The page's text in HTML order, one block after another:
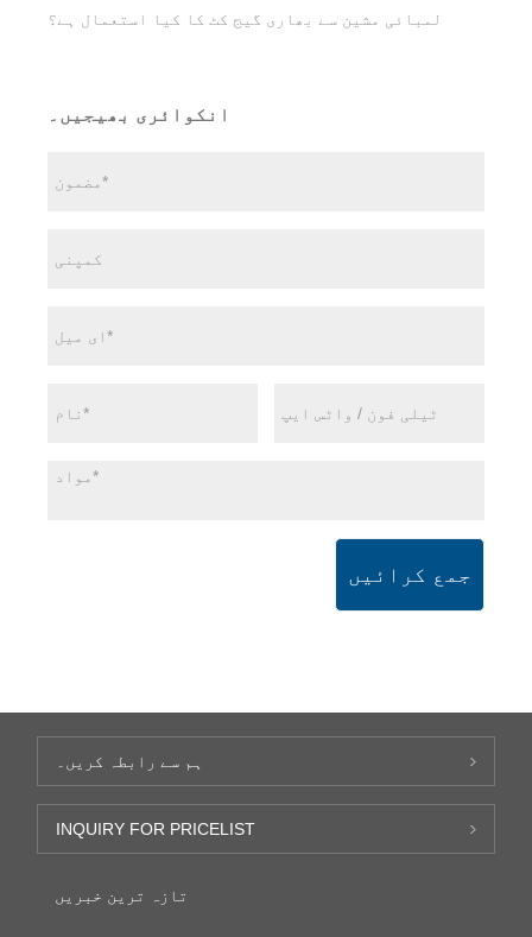
لمبائی مشین سے بھاری گیج کٹ کا کیا استعمال ہے؟
انکوائری بھیجیں۔
جمع کرائیں
ہم سے رابطہ کریں۔
INQUIRY FOR PRICELIST
تازہ ترین خبریں